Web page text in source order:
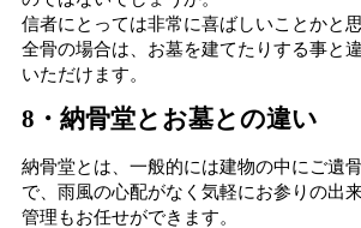
信者にとっては非常に喜ばしいことかと思
全骨の場合は、お墓を建てたりする事と
いただけます。
8・納骨堂とお墓との違い
納骨堂とは、一般的には建物の中にご遺
で、雨風の心配がなく気軽にお参りの出
管理もお任せができます。